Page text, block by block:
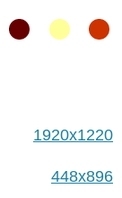
1920x1220
448x896